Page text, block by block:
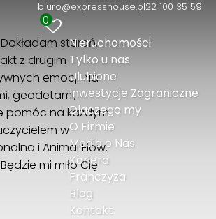
biuro@expresshouse.pl22 100 35 59
0
Nieruchomości
Tylko u nas
Ulubione
Inwestycje Zagraniczne
Dlaczego my
O Firmie
Media o Nas
Kariera
Franczyza
Blog
Kontakt
starań,
z drugim
emocji. Na
geodetami,
pomóc na każdym
w
i Animal Flow.
mi miło Cię